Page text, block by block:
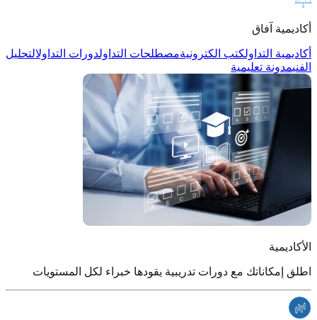
أكاديمية آفاق
أكاديمية التداولكتب الكترونيةمصطلحات التداولدورات التداولالتحليل
الفنيمدونة تعليمية
الأكاديمية
اطلق إمكاناتك مع دورات تدريبية يقودها خبراء لكل المستويات